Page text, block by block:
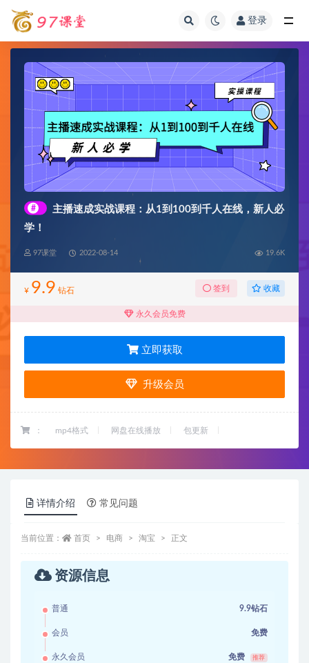
登录
#
主播速成实战课程：从1到100到千人在线，新人必
学！
97课堂 2022-08-14 19.6K
¥ 9.9 钻石 签到 收藏
永久会员免费
立即获取
升级会员
： mp4格式 网盘在线播放 包更新
详情介绍 常见问题
当前位置： 首页 电商 淘宝 正文
资源信息
普通 9.9钻石
会员 免费
永久会员 免费 推荐